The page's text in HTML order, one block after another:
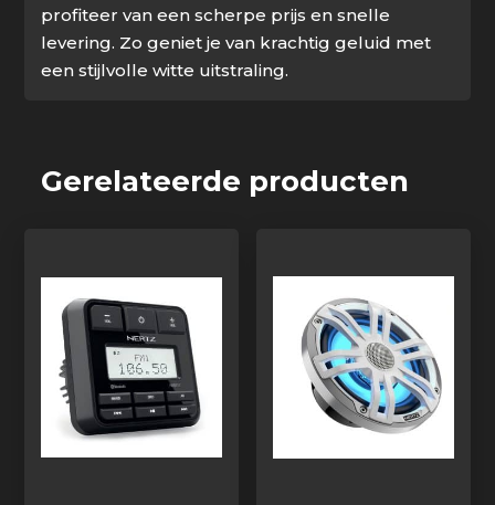
profiteer van een scherpe prijs en snelle
levering. Zo geniet je van krachtig geluid met
een stijlvolle witte uitstraling.
Gerelateerde producten